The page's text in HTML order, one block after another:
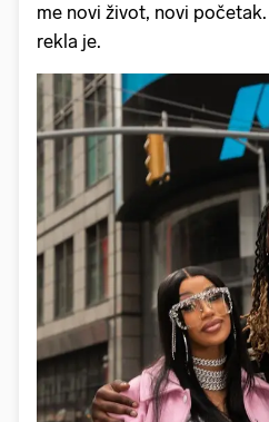
me novi život, novi
rekla je.